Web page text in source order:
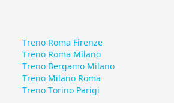
Treno Roma Firenze
Treno Roma Milano
Treno Bergamo Milano
Treno Milano Roma
Treno Torino Parigi